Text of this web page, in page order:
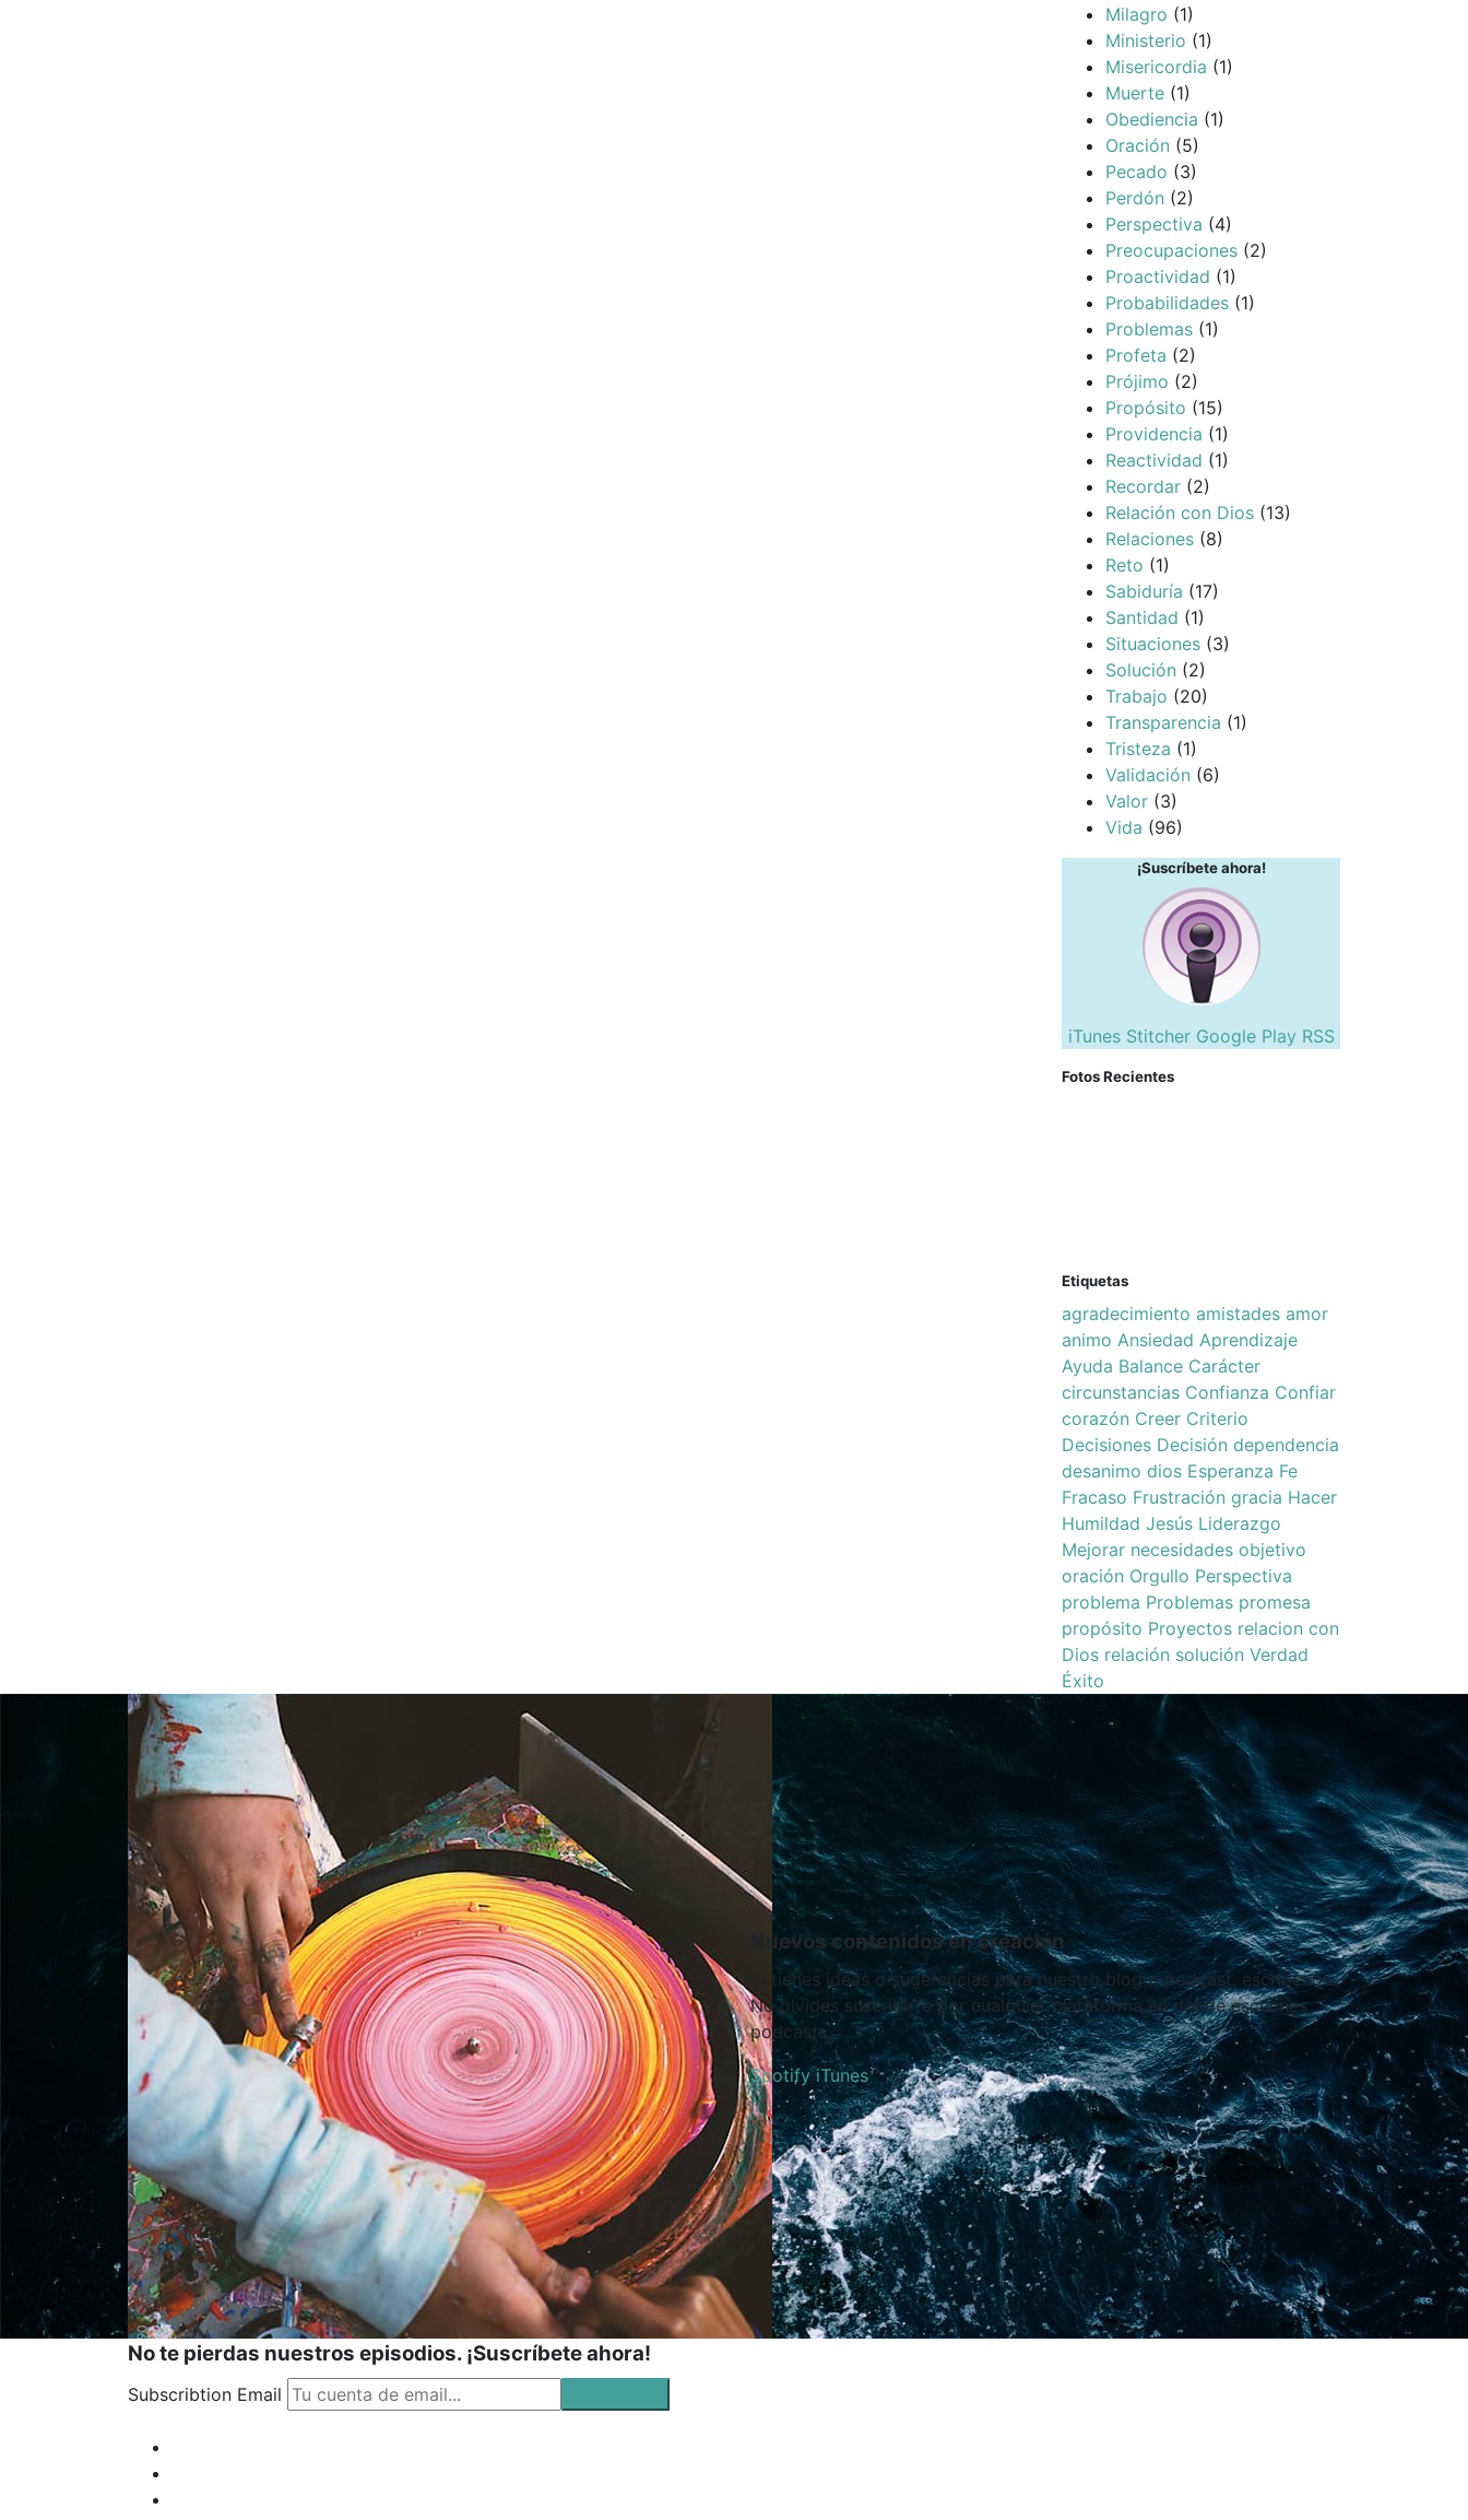
Milagro (1)
Ministerio (1)
Misericordia (1)
Muerte (1)
Obediencia (1)
Oración (5)
Pecado (3)
Perdón (2)
Perspectiva (4)
Preocupaciones (2)
Proactividad (1)
Probabilidades (1)
Problemas (1)
Profeta (2)
Prójimo (2)
Propósito (15)
Providencia (1)
Reactividad (1)
Recordar (2)
Relación con Dios (13)
Relaciones (8)
Reto (1)
Sabiduría (17)
Santidad (1)
Situaciones (3)
Solución (2)
Trabajo (20)
Transparencia (1)
Tristeza (1)
Validación (6)
Valor (3)
Vida (96)
¡Suscríbete ahora!
iTunes Stitcher Google Play RSS
Fotos Recientes
Etiquetas
agradecimiento amistades amor
animo Ansiedad Aprendizaje
Ayuda Balance Carácter
circunstancias Confianza Confiar
corazón Creer Criterio
Decisiones Decisión dependencia
desanimo dios Esperanza Fe
Fracaso Frustración gracia Hacer
Humildad Jesús Liderazgo
Mejorar necesidades objetivo
oración Orgullo Perspectiva
problema Problemas promesa
propósito Proyectos relacion con
Dios relación solución Verdad
Éxito
Nuevos contenidos en creación
Si tienes ideas o sugerencias para nuestro blog o podcast, escríbenos.
No olvides suscribirte por cualquier plataforma en donde escuches
podcasts.
Spotify iTunes
No te pierdas nuestros episodios. ¡Suscríbete ahora!
Subscribtion Email